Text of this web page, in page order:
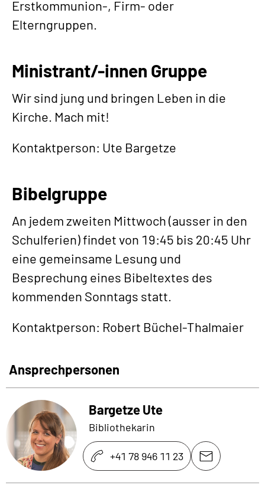
Erstkommunion-, Firm- oder
Elterngruppen.
Ministrant/-innen Gruppe
Wir sind jung und bringen Leben in die
Kirche. Mach mit!
Kontaktperson: Ute Bargetze
Bibelgruppe
An jedem zweiten Mittwoch (ausser in den
Schulferien) findet von 19:45 bis 20:45 Uhr
eine gemeinsame Lesung und
Besprechung eines Bibeltextes des
kommenden Sonntags statt.
Kontaktperson: Robert Büchel-Thalmaier
Ansprechpersonen
Bargetze Ute
Bibliothekarin
+41 78 946 11 23